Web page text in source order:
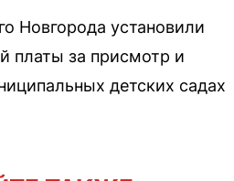
Новгорода установили
платы за присмотр и
детских садах